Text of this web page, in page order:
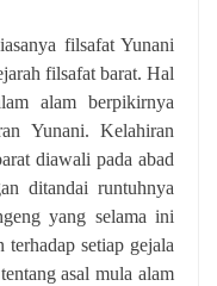
filsafat Yunani
filsafat barat. Hal
alam berpikirnya
Yunani. Kelahiran
diawali pada abad
ditandai runtuhnya
yang selama ini
terhadap setiap gejala
asal mula alam